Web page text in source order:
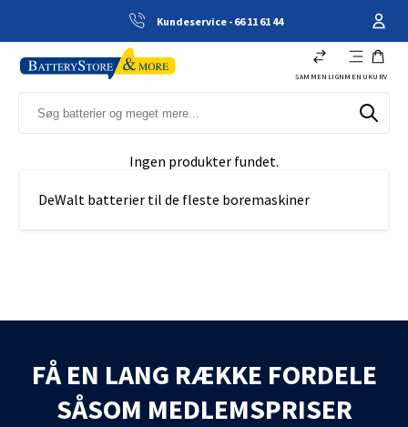
Kundeservice - 66 11 61 44
SAMMENLIGN MENU KURV
Ingen produkter fundet.
DeWalt batterier til de fleste boremaskiner
FÅ EN LANG RÆKKE FORDELE
SÅSOM MEDLEMSPRISER